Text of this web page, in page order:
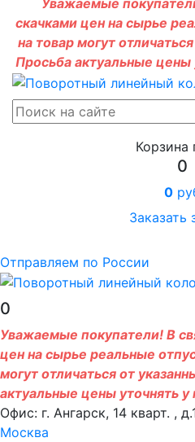
Уважаемые
скачками цен на сырье
на товар могут
Просьба актуальные
Корзина
0
0
Заказать
Отправляем по России
0
Уважаемые покупатели! В
цен на сырье реальные
могут отличаться от
актуальные цены уточнять
Офис: г. Ангарск, 14 кварт. ,
Москва